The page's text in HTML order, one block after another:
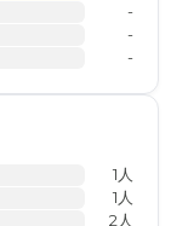
-
-
-
1人
1人
2人